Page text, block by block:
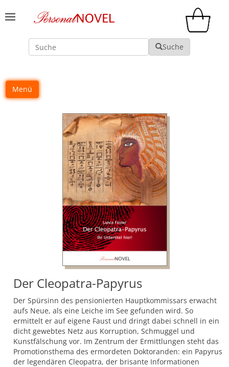
Suche Suche
Menü
Der Cleopatra-Papyrus
Der Spürsinn des pensionierten Hauptkommissars erwacht
aufs Neue, als eine Leiche im See gefunden wird. So
ermittelt er auf eigene Faust und dringt dabei schnell in ein
dicht gewebtes Netz aus Korruption, Schmuggel und
Kunstfälschung vor. Im Zentrum der Ermittlungen steht das
Promotionsthema des ermordeten Doktoranden: ein Papyrus
der legendären Cleopatra, der brisante Informationen